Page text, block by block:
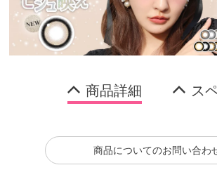
商品詳細 ス
商品についてのお問い合わ